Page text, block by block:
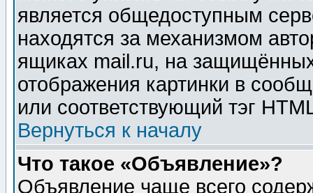
является общедоступным
находятся за механизмом
ящиках mail.ru, на
отображения картинки в
или соответствующий тэг
Вернуться к началу
Что такое «Объявление»?
Объявление чаще всего